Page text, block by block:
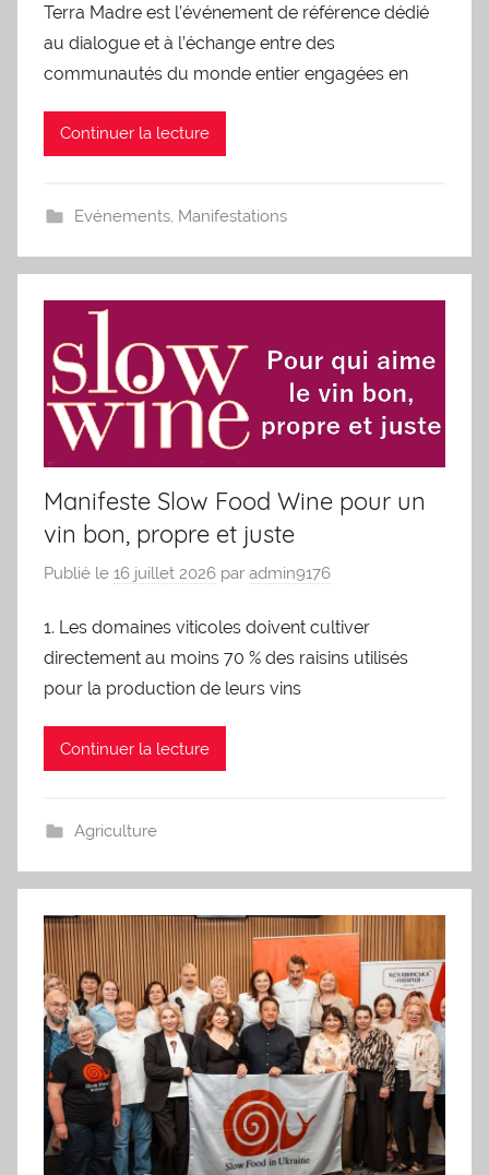
Terra Madre est l’événement de référence dédié
au dialogue et à l’échange entre des
communautés du monde entier engagées en
Continuer la lecture
Evénements, Manifestations
Manifeste Slow Food Wine pour un
vin bon, propre et juste
Publié le 16 juillet 2026 par admin9176
1. Les domaines viticoles doivent cultiver
directement au moins 70 % des raisins utilisés
pour la production de leurs vins
Continuer la lecture
Agriculture